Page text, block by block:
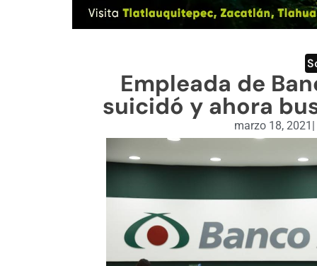
Empleada de
suicidó y ahora
marzo 18, 2021